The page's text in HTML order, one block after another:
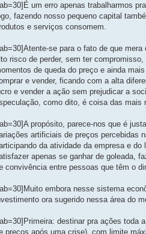
um erro apenas trabalharmos
fazendo nosso pequeno capital
e serviços consomem.
se para o fato de que
risco de perder, sem ter
de queda do preço e ainda
e vender, ficando com a alta
e vender a ação sem prejudicar a
como dito, é coisa das mais
propósito, parece-nos que é
artificiais de preços percebidas
da atividade da empresa e
apenas se ganhar de goleada,
convivência entre pessoas que têm o
embora nesse sistema
ora sugerido nessa área do
destinar pra ações toda
preços após uma crise), com limite